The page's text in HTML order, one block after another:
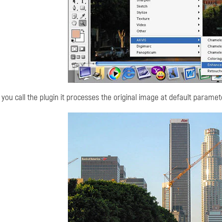
you call the plugin it processes the original image at default